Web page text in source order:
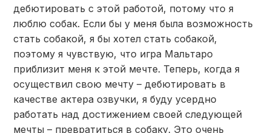
дебютировать с этой работой, потому что я
люблю собак. Если бы у меня была возможность
стать собакой, я бы хотел стать собакой,
поэтому я чувствую, что игра Мальтаро
приблизит меня к этой мечте. Теперь, когда я
осуществил свою мечту – дебютировать в
качестве актера озвучки, я буду усердно
работать над достижением своей следующей
мечты – превратиться в собаку. Это очень